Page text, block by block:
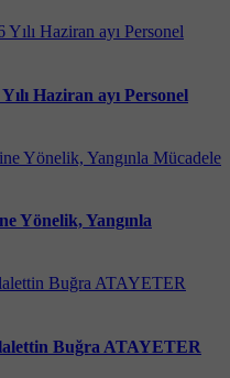
Haziran ayı Personel
Yönelik, Yangınla
Buğra ATAYETER